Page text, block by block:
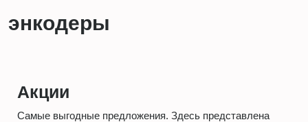
энкодеры
Акции
Самые выгодные предложения. Здесь представлена